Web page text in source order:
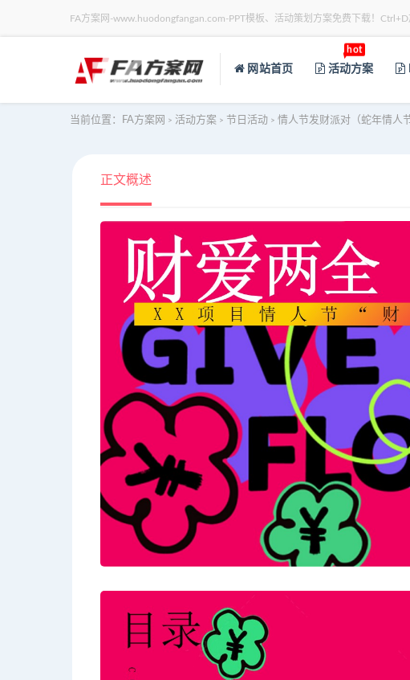
FA方案网-www.huodongfangan.com-PPT模板、活动策划方案免费下载！Ctrl+D
网站首页 活动方案
hot
当前位置： FA方案网 > 活动方案 > 节日活动 > 情人节发财派对（蛇年情人
正文概述